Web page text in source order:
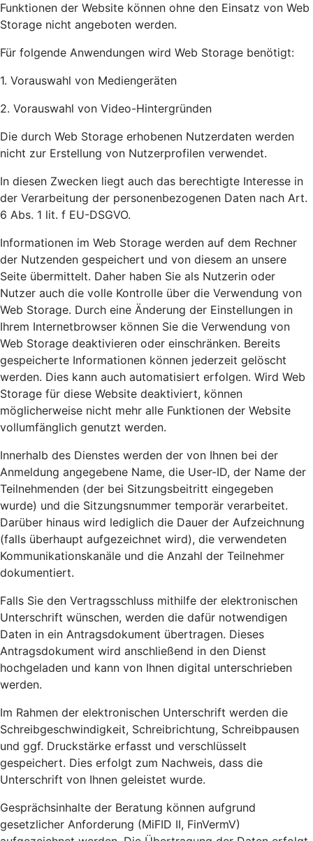
Funktionen der Website können ohne den Einsatz von Web
Storage nicht angeboten werden.
Für folgende Anwendungen wird Web Storage benötigt:
1. Vorauswahl von Mediengeräten
2. Vorauswahl von Video-Hintergründen
Die durch Web Storage erhobenen Nutzerdaten werden
nicht zur Erstellung von Nutzerprofilen verwendet.
In diesen Zwecken liegt auch das berechtigte Interesse in
der Verarbeitung der personenbezogenen Daten nach Art.
6 Abs. 1 lit. f EU-DSGVO.
Informationen im Web Storage werden auf dem Rechner
der Nutzenden gespeichert und von diesem an unsere
Seite übermittelt. Daher haben Sie als Nutzerin oder
Nutzer auch die volle Kontrolle über die Verwendung von
Web Storage. Durch eine Änderung der Einstellungen in
Ihrem Internetbrowser können Sie die Verwendung von
Web Storage deaktivieren oder einschränken. Bereits
gespeicherte Informationen können jederzeit gelöscht
werden. Dies kann auch automatisiert erfolgen. Wird Web
Storage für diese Website deaktiviert, können
möglicherweise nicht mehr alle Funktionen der Website
vollumfänglich genutzt werden.
Innerhalb des Dienstes werden der von Ihnen bei der
Anmeldung angegebene Name, die User-ID, der Name der
Teilnehmenden (der bei Sitzungsbeitritt eingegeben
wurde) und die Sitzungsnummer temporär verarbeitet.
Darüber hinaus wird lediglich die Dauer der Aufzeichnung
(falls überhaupt aufgezeichnet wird), die verwendeten
Kommunikationskanäle und die Anzahl der Teilnehmer
dokumentiert.
Falls Sie den Vertragsschluss mithilfe der elektronischen
Unterschrift wünschen, werden die dafür notwendigen
Daten in ein Antragsdokument übertragen. Dieses
Antragsdokument wird anschließend in den Dienst
hochgeladen und kann von Ihnen digital unterschrieben
werden.
Im Rahmen der elektronischen Unterschrift werden die
Schreibgeschwindigkeit, Schreibrichtung, Schreibpausen
und ggf. Druckstärke erfasst und verschlüsselt
gespeichert. Dies erfolgt zum Nachweis, dass die
Unterschrift von Ihnen geleistet wurde.
Gesprächsinhalte der Beratung können aufgrund
gesetzlicher Anforderung (MiFID II, FinVermV)